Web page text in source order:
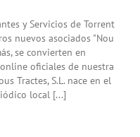
y Servicios de Torrent
nuevos asociados "Nou
se convierten en
oficiales de nuestra
Tractes, S.L. nace en el
local [...]